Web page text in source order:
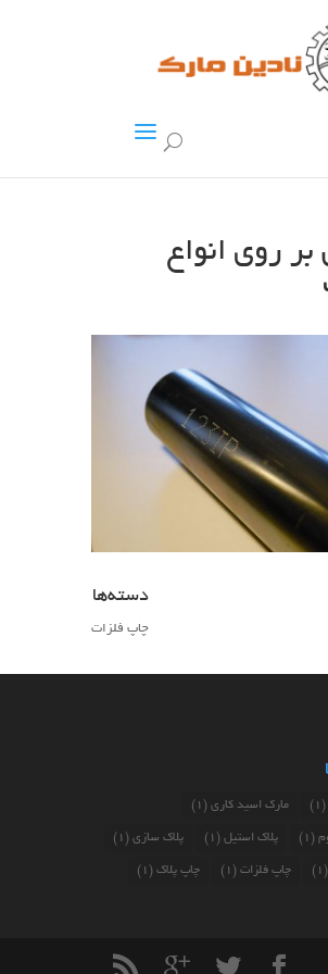
بر روی انواع
دسته‌ها
چاپ فلزات
(1) مارک اسید کاری (1)
(1) پلاک استیل (1) پلاک سازی (1)
(1) چاپ فلزات (1) چاپ پلاک (1)